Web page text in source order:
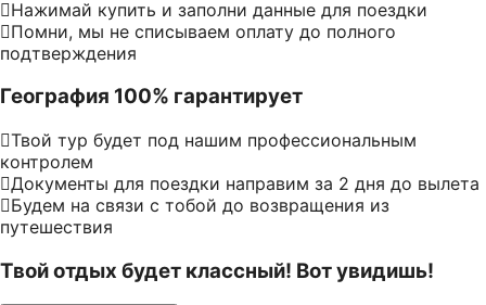
Нажимай купить и заполни данные для поездки
Помни, мы не списываем оплату до полного
подтверждения
География 100% гарантирует
Твой тур будет под нашим профессиональным
контролем
Документы для поездки направим за 2 дня до вылета
Будем на связи с тобой до возвращения из
путешествия
Твой отдых будет классный! Вот увидишь!